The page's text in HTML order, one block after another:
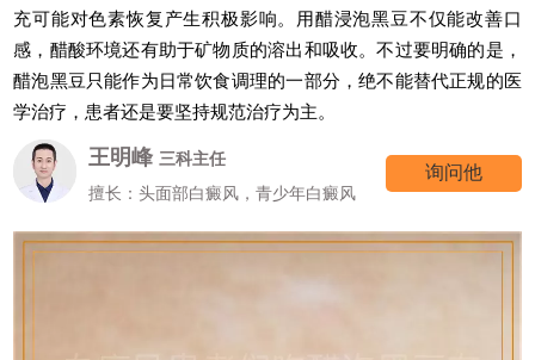
充可能对色素恢复产生积极影响。用醋浸泡黑豆不仅能改善口
感，醋酸环境还有助于矿物质的溶出和吸收。不过要明确的是，
醋泡黑豆只能作为日常饮食调理的一部分，绝不能替代正规的医
学治疗，患者还是要坚持规范治疗为主。
王明峰 三科主任
擅长：头面部白癜风，青少年白癜风
询问他